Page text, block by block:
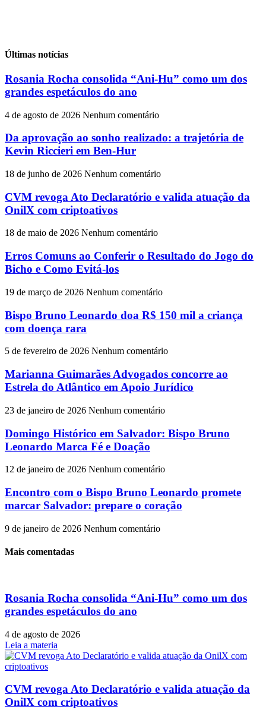
Últimas notícias
Rosania Rocha consolida “Ani-Hu” como um dos
grandes espetáculos do ano
4 de agosto de 2026 Nenhum comentário
Da aprovação ao sonho realizado: a trajetória de
Kevin Riccieri em Ben-Hur
18 de junho de 2026 Nenhum comentário
CVM revoga Ato Declaratório e valida atuação da
OnilX com criptoativos
18 de maio de 2026 Nenhum comentário
Erros Comuns ao Conferir o Resultado do Jogo do
Bicho e Como Evitá-los
19 de março de 2026 Nenhum comentário
Bispo Bruno Leonardo doa R$ 150 mil a criança
com doença rara
5 de fevereiro de 2026 Nenhum comentário
Marianna Guimarães Advogados concorre ao
Estrela do Atlântico em Apoio Jurídico
23 de janeiro de 2026 Nenhum comentário
Domingo Histórico em Salvador: Bispo Bruno
Leonardo Marca Fé e Doação
12 de janeiro de 2026 Nenhum comentário
Encontro com o Bispo Bruno Leonardo promete
marcar Salvador: prepare o coração
9 de janeiro de 2026 Nenhum comentário
Mais comentadas
Rosania Rocha consolida “Ani-Hu” como um dos
grandes espetáculos do ano
4 de agosto de 2026
Leia a materia
CVM revoga Ato Declaratório e valida atuação da
OnilX com criptoativos